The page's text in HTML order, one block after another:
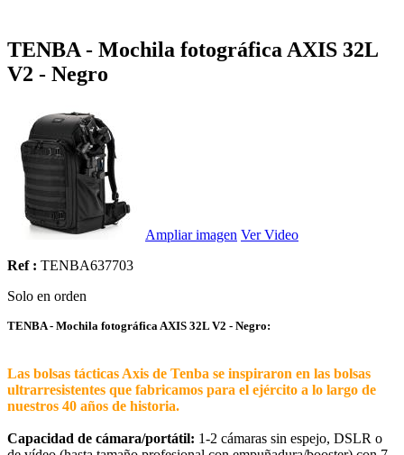
TENBA - Mochila fotográfica AXIS 32L
V2 - Negro
Ampliar imagen Ver Video
Ref : TENBA637703
Solo en orden
TENBA - Mochila fotográfica AXIS 32L V2 - Negro:
Las bolsas tácticas Axis de Tenba se inspiraron en las bolsas
ultrarresistentes que fabricamos para el ejército a lo largo de
nuestros 40 años de historia.
Capacidad de cámara/portátil: 1-2 cámaras sin espejo, DSLR o